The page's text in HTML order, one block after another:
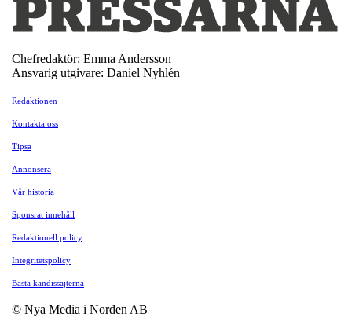
Chefredaktör: Emma Andersson
Ansvarig utgivare: Daniel Nyhlén
Redaktionen
Kontakta oss
Tipsa
Annonsera
Vår historia
Sponsrat innehåll
Redaktionell policy
Integritetspolicy
Bästa kändissajterna
© Nya Media i Norden AB